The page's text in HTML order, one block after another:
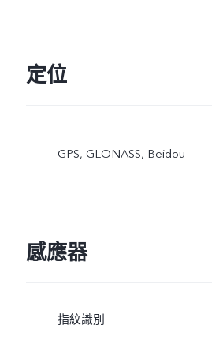
定位
GPS, GLONASS, Beidou
感應器
指紋識別